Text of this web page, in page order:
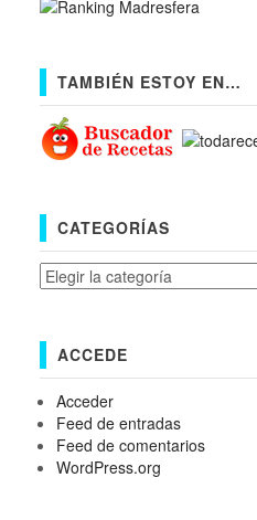
TAMBIÉN ESTOY EN…
CATEGORÍAS
Categorías
ACCEDE
Acceder
Feed de entradas
Feed de comentarios
WordPress.org